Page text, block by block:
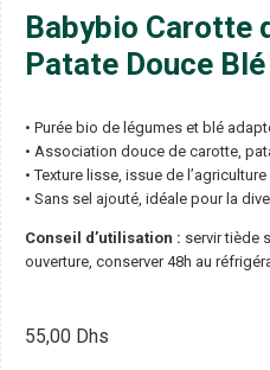
Babybio Carotte
Patate Douce
• Purée bio de légumes et blé
• Association douce de carotte,
• Texture lisse, issue de
• Sans sel ajouté, idéale pour la
Conseil d’utilisation : servir tiède
ouverture, conserver 48h au
55,00 Dhs